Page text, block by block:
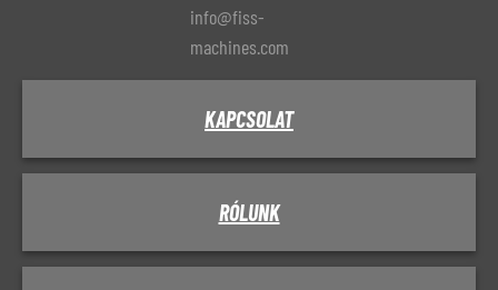
info@fiss-
machines.com
KAPCSOLAT
RÓLUNK